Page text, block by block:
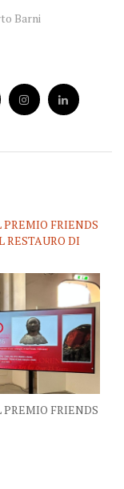
Barni
FRIENDS
RESTAURO DI
FRIENDS